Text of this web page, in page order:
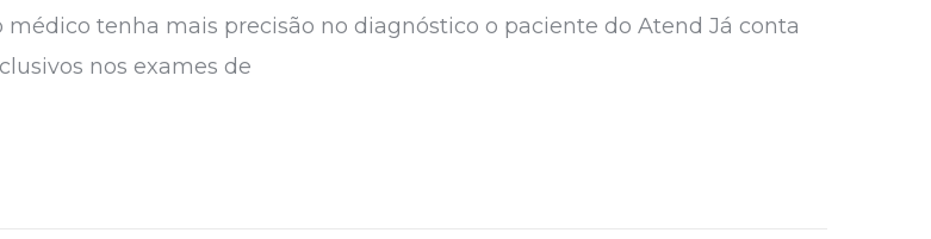
tenha mais precisão no diagnóstico o paciente do Atend Já conta
nos exames de